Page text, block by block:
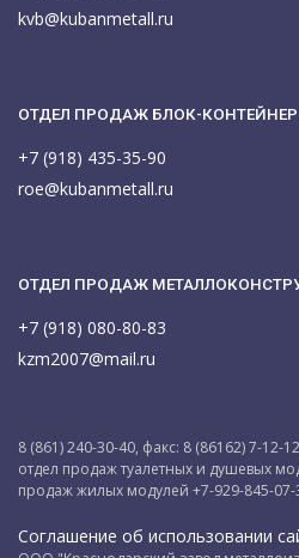
kvb@kubanmetall.ru
ОТДЕЛ ПРОДАЖ БЛОК-
+7 (918) 435-35-90
roe@kubanmetall.ru
ОТДЕЛ ПРОДАЖ
+7 (918) 080-80-83
kzm2007@mail.ru
8 (861) 240-30-40, факс: 8 (86162) 7-12-
отдел продаж туалетных и душевых
продаж жилых модулей +7-929-845-07-
Соглашение об использовании